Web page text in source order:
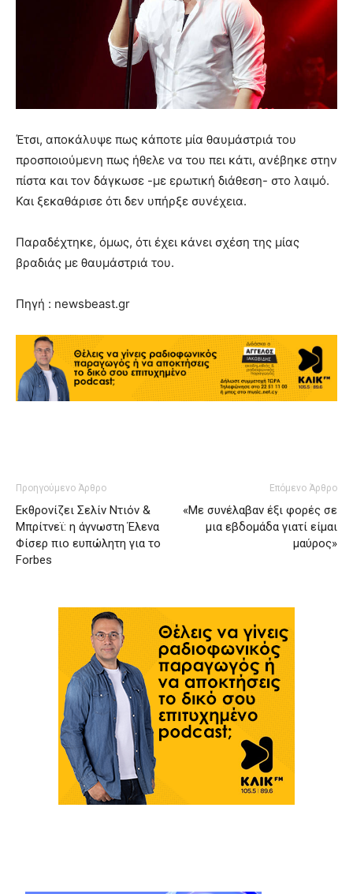
Έτσι, αποκάλυψε πως κάποτε μία θαυμάστριά του
προσποιούμενη πως ήθελε να του πει κάτι, ανέβηκε στην
πίστα και τον δάγκωσε -με ερωτική διάθεση- στο λαιμό.
Και ξεκαθάρισε ότι δεν υπήρξε συνέχεια.
Παραδέχτηκε, όμως, ότι έχει κάνει σχέση της μίας
βραδιάς με θαυμάστριά του.
Πηγή : newsbeast.gr
Προηγούμενο Άρθρο
Εκθρονίζει Σελίν Ντιόν &
Μπρίτνεϊ: η άγνωστη Έλενα
Φίσερ πιο ευπώλητη για το
Forbes
Επόμενο Άρθρο
«Με συνέλαβαν έξι φορές σε
μια εβδομάδα γιατί είμαι
μαύρος»